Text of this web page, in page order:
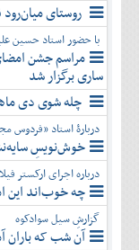
روستای
با حضور استاد حسین
مراسم جشن
ساری برگزار شد
چله شوی دی
دربارۀ استاد «فردوس
خوش‌نویسِ
درباره اجرای ارکستر
چه خوب‌اند این
گزارشِ سیل سوادکوه
آن شب که باران